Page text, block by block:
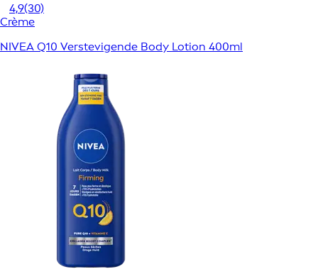
4,9(30)
Crème
NIVEA Q10 Verstevigende Body Lotion 400ml